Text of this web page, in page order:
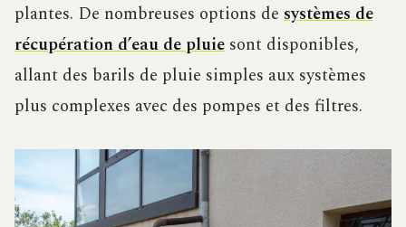
plantes. De nombreuses options de systèmes de
récupération d’eau de pluie sont disponibles,
allant des barils de pluie simples aux systèmes
plus complexes avec des pompes et des filtres.